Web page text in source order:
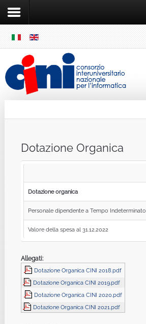
MENU
Dotazione Organica
Dotazione organica
Personale dipendente a Tempo Indeterminato
Valore della spesa al 31.12.2022
Allegati:
Dotazione Organica CINI 2018.pdf
Dotazione Organica CINI 2019.pdf
Dotazione Organica CINI 2020.pdf
Dotazione Organica CINI 2021.pdf